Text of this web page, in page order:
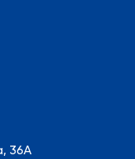
36А